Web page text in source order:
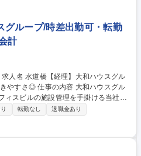
ツコミッション等）の立ち上げ/運営
ランディングの企画・実行支援 等 募
ドバイザリー】地域現場でのハンズオ
グループ/時差出勤可・転勤
計
大和ハウスグル
ィスビルの施設管理を手掛ける当社に
】伝票起票(売掛・買掛 現金出納 月次
理士・会計事務所との折衝、資料提
★はじめは仕訳などからお願いし、後
です。将来的には部長も目指せるポ
転勤なし
退職金あり